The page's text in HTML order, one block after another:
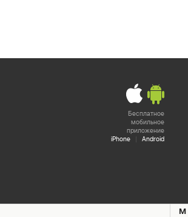
Бесплатное
мобильное
приложение
iPhone
| Android
М